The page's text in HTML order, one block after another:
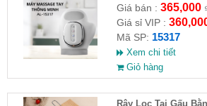
Giá bán : 365,000
Giá sỉ VIP :
Mã SP: 15317
Xem chi tiết
Giỏ hàng
Rây Lọc Tai Gấu